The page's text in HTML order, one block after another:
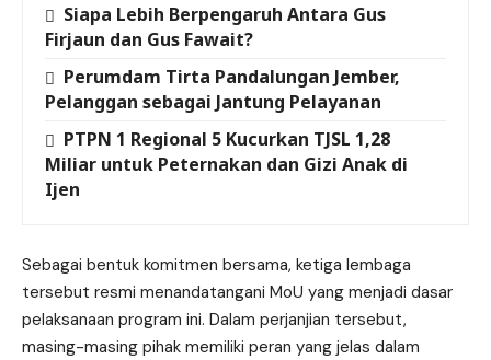
Siapa Lebih Berpengaruh Antara Gus
Firjaun dan Gus Fawait?
Perumdam Tirta Pandalungan Jember,
Pelanggan sebagai Jantung Pelayanan
PTPN 1 Regional 5 Kucurkan TJSL 1,28
Miliar untuk Peternakan dan Gizi Anak di
Ijen
Sebagai bentuk komitmen bersama, ketiga lembaga
tersebut resmi menandatangani MoU yang menjadi dasar
pelaksanaan program ini. Dalam perjanjian tersebut,
masing-masing pihak memiliki peran yang jelas dalam